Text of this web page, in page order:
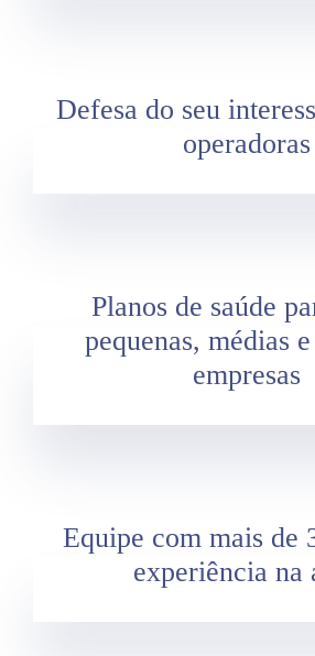
Defesa do seu
operadoras
Planos de saúde
pequenas, médias
empresas
Equipe com mais de
experiência na